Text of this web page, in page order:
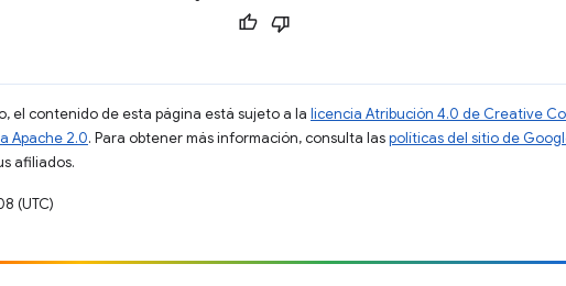
el contenido de esta página está sujeto a la licencia Atribución 4.0 de Creative
Apache 2.0. Para obtener más información, consulta laspolíticas del sitio de
afiliados.
(UTC)